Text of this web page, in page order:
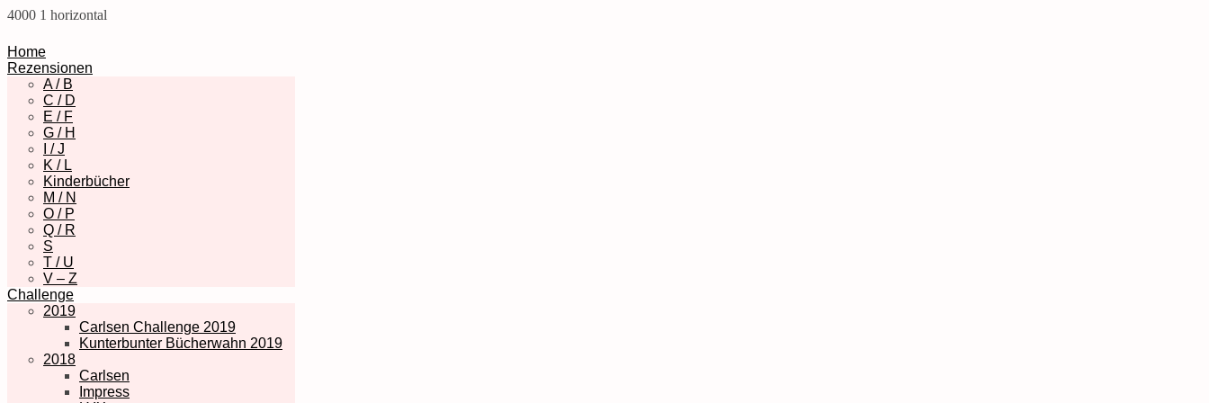
4000 1 horizontal
Home
Rezensionen
A / B
C / D
E / F
G / H
I / J
K / L
Kinderbücher
M / N
O / P
Q / R
S
T / U
V – Z
Challenge
2019
Carlsen Challenge 2019
Kunterbunter Bücherwahn 2019
2018
Carlsen
Impress